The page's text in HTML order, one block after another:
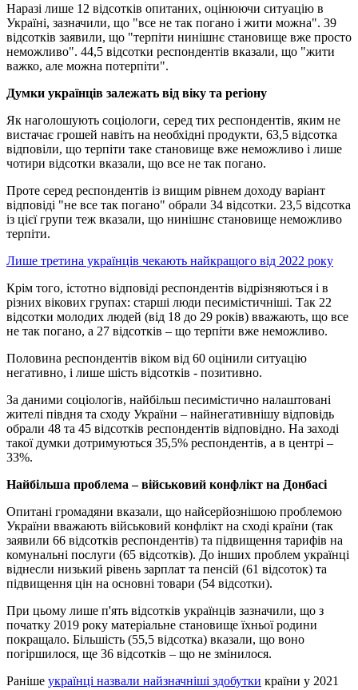
Наразі лише 12 відсотків опитаних, оцінюючи ситуацію в
Україні, зазначили, що "все не так погано і жити можна". 39
відсотків заявили, що "терпіти нинішнє становище вже просто
неможливо". 44,5 відсотки респондентів вказали, що "жити
важко, але можна потерпіти".
Думки українців залежать від віку та регіону
Як наголошують соціологи, серед тих респондентів, яким не
вистачає грошей навіть на необхідні продукти, 63,5 відсотка
відповіли, що терпіти таке становище вже неможливо і лише
чотири відсотки вказали, що все не так погано.
Проте серед респондентів із вищим рівнем доходу варіант
відповіді "не все так погано" обрали 34 відсотки. 23,5 відсотка
із цієї групи теж вказали, що нинішнє становище неможливо
терпіти.
Лише третина українців чекають найкращого від 2022 року
Крім того, істотно відповіді респондентів відрізняються і в
різних вікових групах: старші люди песимістичніші. Так 22
відсотки молодих людей (від 18 до 29 років) вважають, що все
не так погано, а 27 відсотків – що терпіти вже неможливо.
Половина респондентів віком від 60 оцінили ситуацію
негативно, і лише шість відсотків - позитивно.
За даними соціологів, найбільш песимістично налаштовані
жителі півдня та сходу України – найнегативнішу відповідь
обрали 48 та 45 відсотків респондентів відповідно. На заході
такої думки дотримуються 35,5% респондентів, а в центрі –
33%.
Найбільша проблема – військовий конфлікт на Донбасі
Опитані громадяни вказали, що найсерйознішою проблемою
України вважають військовий конфлікт на сході країни (так
заявили 66 відсотків респондентів) та підвищення тарифів на
комунальні послуги (65 відсотків). До інших проблем українці
віднесли низький рівень зарплат та пенсій (61 відсоток) та
підвищення цін на основні товари (54 відсотки).
При цьому лише п'ять відсотків українців зазначили, що з
початку 2019 року матеріальне становище їхньої родини
покращало. Більшість (55,5 відсотка) вказали, що воно
погіршилося, ще 36 відсотків – що не змінилося.
Раніше українці назвали найзначніші здобутки країни у 2021